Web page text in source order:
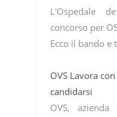
L'Ospedale
concorso per
Ecco il bando
OVS Lavora
candidarsi
OVS,